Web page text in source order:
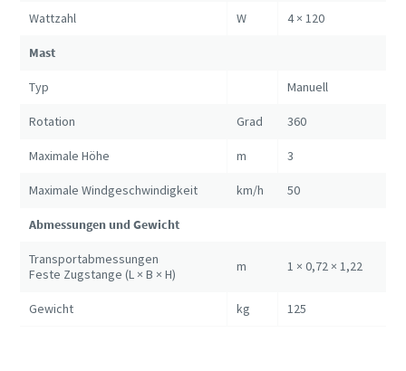
Wattzahl W 4 × 120
Mast
Typ Manuell
Rotation Grad 360
Maximale Höhe m 3
Maximale Windgeschwindigkeit km/h 50
Abmessungen und Gewicht
Transportabmessungen
Feste Zugstange (L × B × H)
m 1 × 0,72 × 1,22
Gewicht kg 125